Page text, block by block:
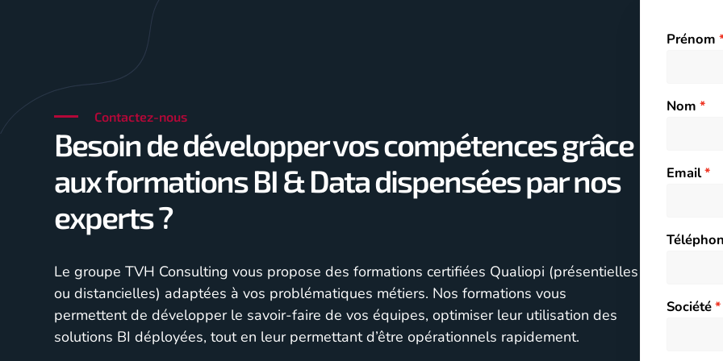
Contactez-nous
Besoin de développer vos compétences grâce
aux formations BI & Data dispensées par nos
experts ?
Le groupe TVH Consulting vous propose des formations certifiées Qualiopi (présentielles
ou distancielles) adaptées à vos problématiques métiers. Nos formations vous
permettent de développer le savoir-faire de vos équipes, optimiser leur utilisation des
solutions BI déployées, tout en leur permettant d’être opérationnels rapidement.
Prénom
Nom
Email
Société